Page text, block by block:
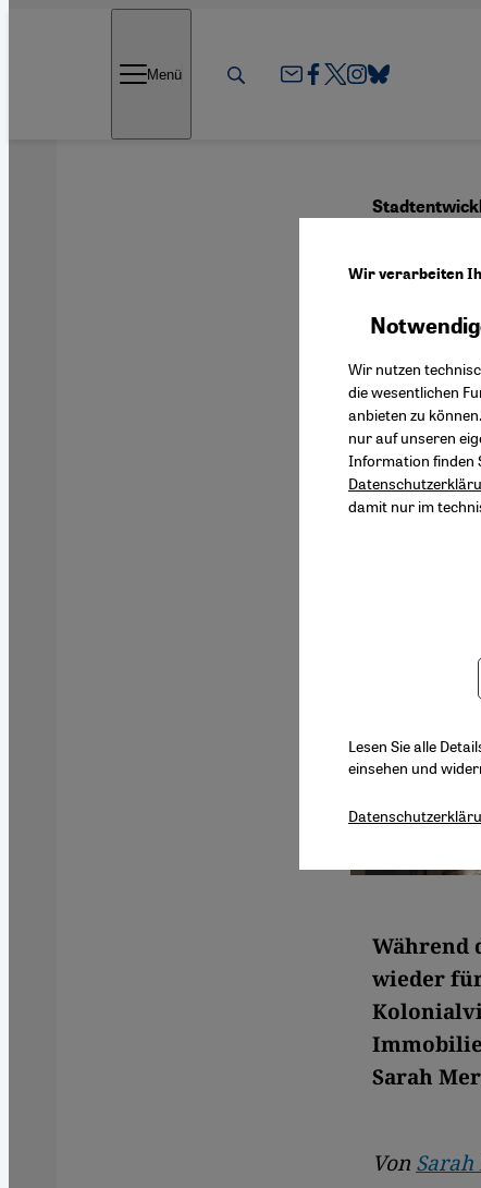
Menü
Vor
Deutsch
Während
wieder
Sarah
Von Sarah
Wir verarbeiten
Wir nutzen
die wesentlichen
anbieten zu
nur auf unseren
Information finden
damit nur im
Lesen Sie alle
einsehen und